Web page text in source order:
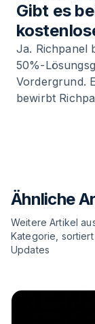
Gibt es
Ja. Richpanel
50%-
Vordergrund.
bewirbt
Ähnliche
Weitere Artikel
Kategorie,
Updates